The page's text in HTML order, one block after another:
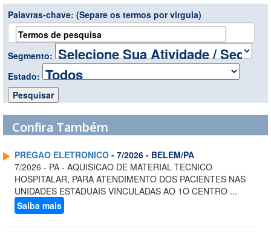
Palavras-chave: (Separe os termos por virgula)
Segmento:
Estado:
Confira Também
PREGAO ELETRONICO - 7/2026 - BELEM/PA
7/2026 - PA - AQUISICAO DE MATERIAL TECNICO
HOSPITALAR, PARA ATENDIMENTO DOS PACIENTES NAS
UNIDADES ESTADUAIS VINCULADAS AO 1O CENTRO ...
Saiba mais